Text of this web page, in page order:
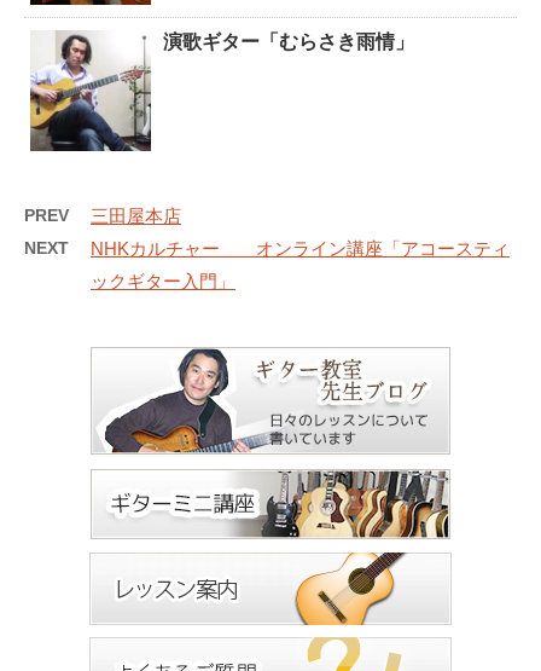
演歌ギター「むらさき雨情」
PREV 三田屋本店
NEXT
NHKカルチャー オンライン講座「アコースティ
ックギター入門」